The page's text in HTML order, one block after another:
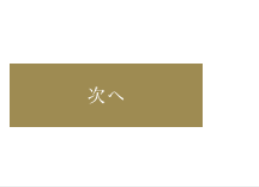
次へ